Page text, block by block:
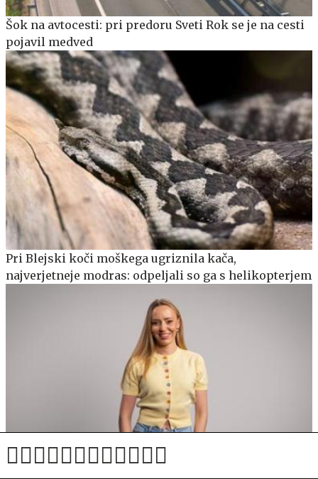
Šok na avtocesti: pri predoru Sveti Rok se je na cesti
pojavil medved
Pri Blejski koči moškega ugriznila kača,
najverjetneje modras: odpeljali so ga s helikopterjem